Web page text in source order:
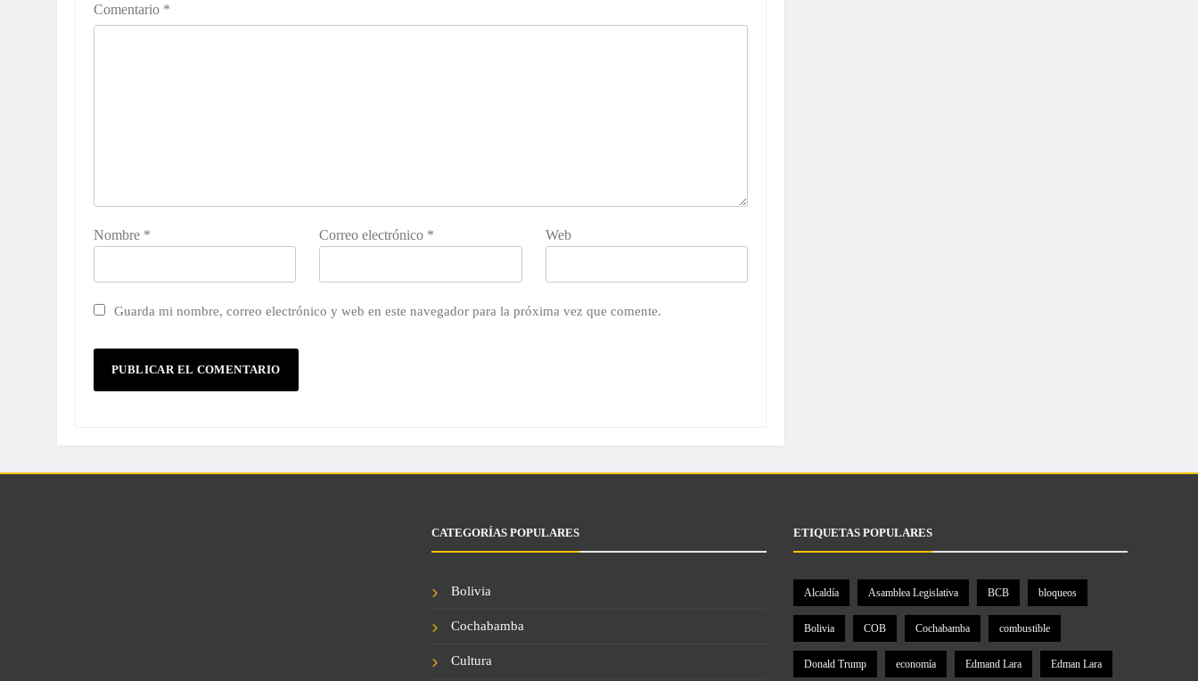
Comentario *
Nombre * Correo electrónico * Web
Guarda mi nombre, correo electrónico y web en este navegador para la próxima vez que comente.
CATEGORÍAS POPULARES
Bolivia
Cochabamba
Cultura
ETIQUETAS POPULARES
Alcaldía Asamblea Legislativa BCB bloqueos
Bolivia COB Cochabamba combustible
Donald Trump economía Edmand Lara Edman Lara